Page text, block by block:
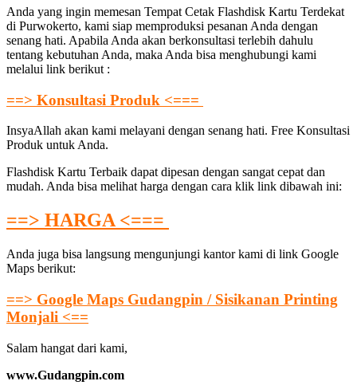
Anda yang ingin memesan Tempat Cetak Flashdisk Kartu Terdekat
di Purwokerto, kami siap memproduksi pesanan Anda dengan
senang hati. Apabila Anda akan berkonsultasi terlebih dahulu
tentang kebutuhan Anda, maka Anda bisa menghubungi kami
melalui link berikut :
==> Konsultasi Produk <===
InsyaAllah akan kami melayani dengan senang hati. Free Konsultasi
Produk untuk Anda.
Flashdisk Kartu Terbaik dapat dipesan dengan sangat cepat dan
mudah. Anda bisa melihat harga dengan cara klik link dibawah ini:
==> HARGA <===
Anda juga bisa langsung mengunjungi kantor kami di link Google
Maps berikut:
==> Google Maps Gudangpin / Sisikanan Printing
Monjali <==
Salam hangat dari kami,
www.Gudangpin.com